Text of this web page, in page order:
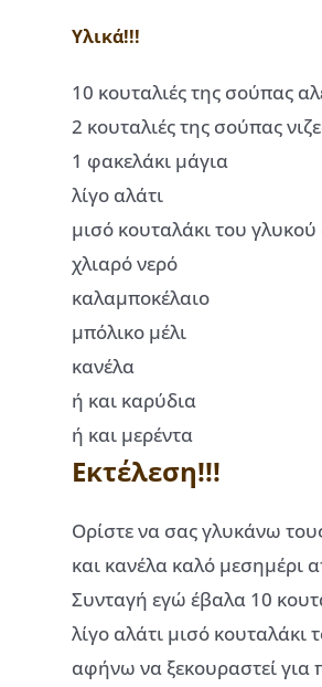
Υλικά!!!
10 κουταλιές της σούπας
2 κουταλιές της σούπας
1 φακελάκι μάγια
λίγο αλάτι
μισό κουταλάκι του
χλιαρό νερό
καλαμποκέλαιο
μπόλικο μέλι
κανέλα
ή και καρύδια
ή και μερέντα
Εκτέλεση!!!
Ορίστε να σας γλυκάνω
και κανέλα καλό μεσημέρι
Συνταγή εγώ έβαλα 10
λίγο αλάτι μισό κουταλάκι
αφήνω να ξεκουραστεί για